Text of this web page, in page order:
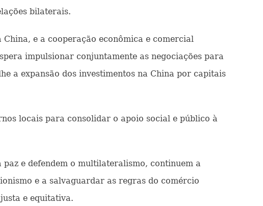
bilaterais.
e a cooperação econômica e comercial
impulsionar conjuntamente as negociações para
a expansão dos investimentos na China por capitais
locais para consolidar o apoio social e público à
e defendem o multilateralismo, continuem a
e a salvaguardar as regras do comércio
e equitativa.